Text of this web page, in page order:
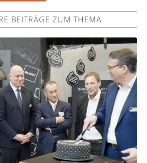
BEITRÄGE ZUM THEMA